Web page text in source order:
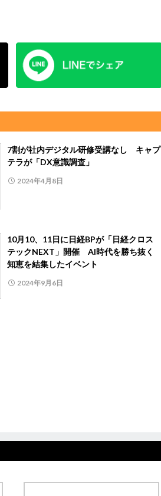
7割が社内デジタル研修受講なし キャプ
テラが「DX意識調査」
2024年4月8日
10月10、11日に日経BPが「日経クロス
テックNEXT」開催 AI時代を勝ち抜く
知恵を結集したイベント
2024年9月6日